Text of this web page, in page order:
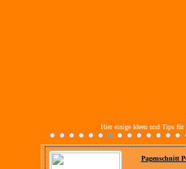
Hier einige Ideen und Tips für
Perücke Deluxe rot